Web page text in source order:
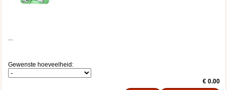
...
Gewenste hoeveelheid:
€ 0.00